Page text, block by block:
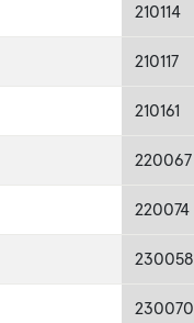
210114
210117
210161
220067
220074
230058
230070